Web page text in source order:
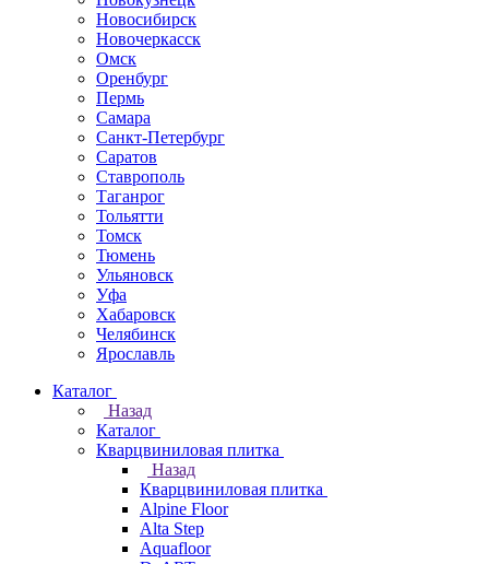
Новосибирск
Новочеркаcск
Омск
Оренбург
Пермь
Самара
Санкт-Петербург
Саратов
Ставрополь
Таганрог
Тольятти
Томск
Тюмень
Ульяновск
Уфа
Хабаровск
Челябинск
Ярославль
Каталог
Назад
Каталог
Кварцвиниловая плитка
Назад
Кварцвиниловая плитка
Alpine Floor
Alta Step
Aquafloor